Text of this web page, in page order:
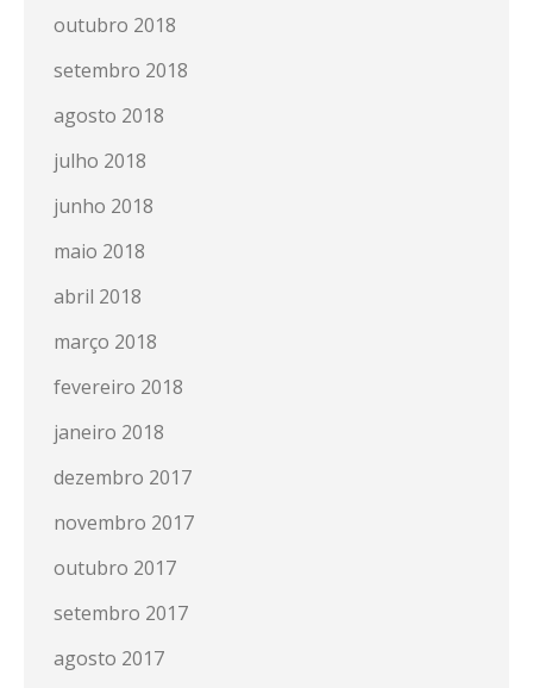
outubro 2018
setembro 2018
agosto 2018
julho 2018
junho 2018
maio 2018
abril 2018
março 2018
fevereiro 2018
janeiro 2018
dezembro 2017
novembro 2017
outubro 2017
setembro 2017
agosto 2017